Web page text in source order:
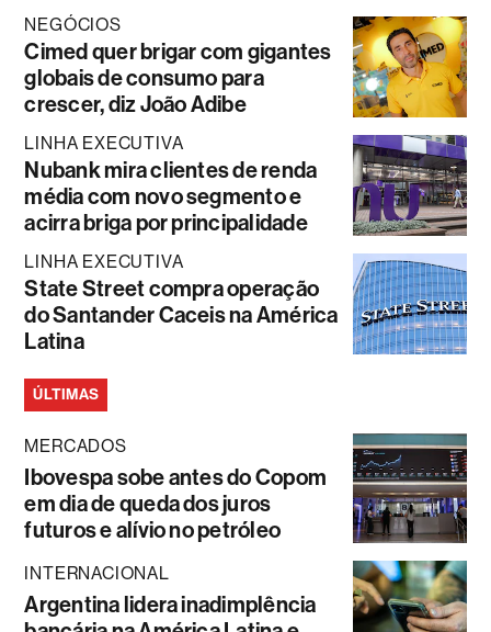
NEGÓCIOS
Cimed quer brigar com gigantes
globais de consumo para
crescer, diz João Adibe
LINHA EXECUTIVA
Nubank mira clientes de renda
média com novo segmento e
acirra briga por principalidade
LINHA EXECUTIVA
State Street compra operação
do Santander Caceis na América
Latina
ÚLTIMAS
MERCADOS
Ibovespa sobe antes do Copom
em dia de queda dos juros
futuros e alívio no petróleo
INTERNACIONAL
Argentina lidera inadimplência